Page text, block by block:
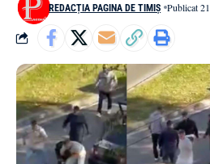
REDACȚIA PAGINA DE TIMIȘ Publicat